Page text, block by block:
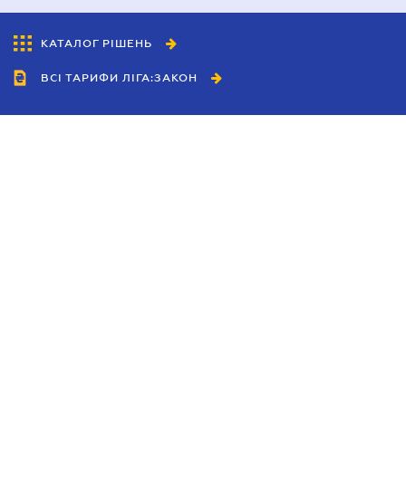
КАТАЛОГ РІШЕНЬ
ВСІ ТАРИФИ ЛІГА:ЗАКОН